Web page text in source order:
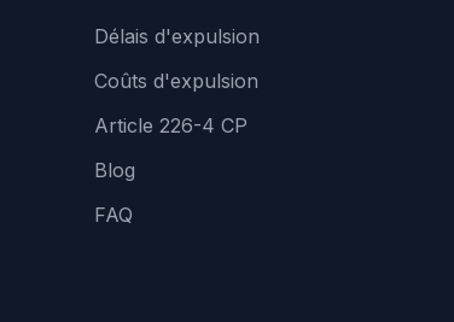
Délais d'expulsion
Coûts d'expulsion
Article 226-4 CP
Blog
FAQ